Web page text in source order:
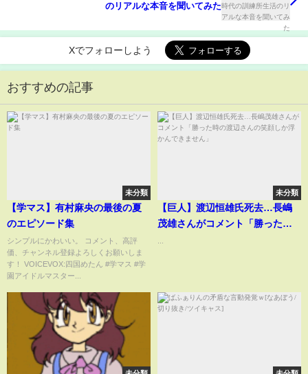
のリアルな本音を聞いてみた
Xでフォローしよう
おすすめの記事
未分類
【学マス】有村麻央の最後の夏
のエピソード集
シンプルにかわいい。 コメント、高評
価、チャンネル登録よろしくお願いしま
す！ VOICEVOX:四国めたん #学マス #学
園アイドルマスター...
未分類
【巨人】渡辺恒雄氏死去…長嶋
茂雄さんがコメント「勝った時